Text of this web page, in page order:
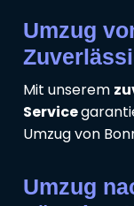
Umzug
Mit unserem
Service
Umzug von
Umzug